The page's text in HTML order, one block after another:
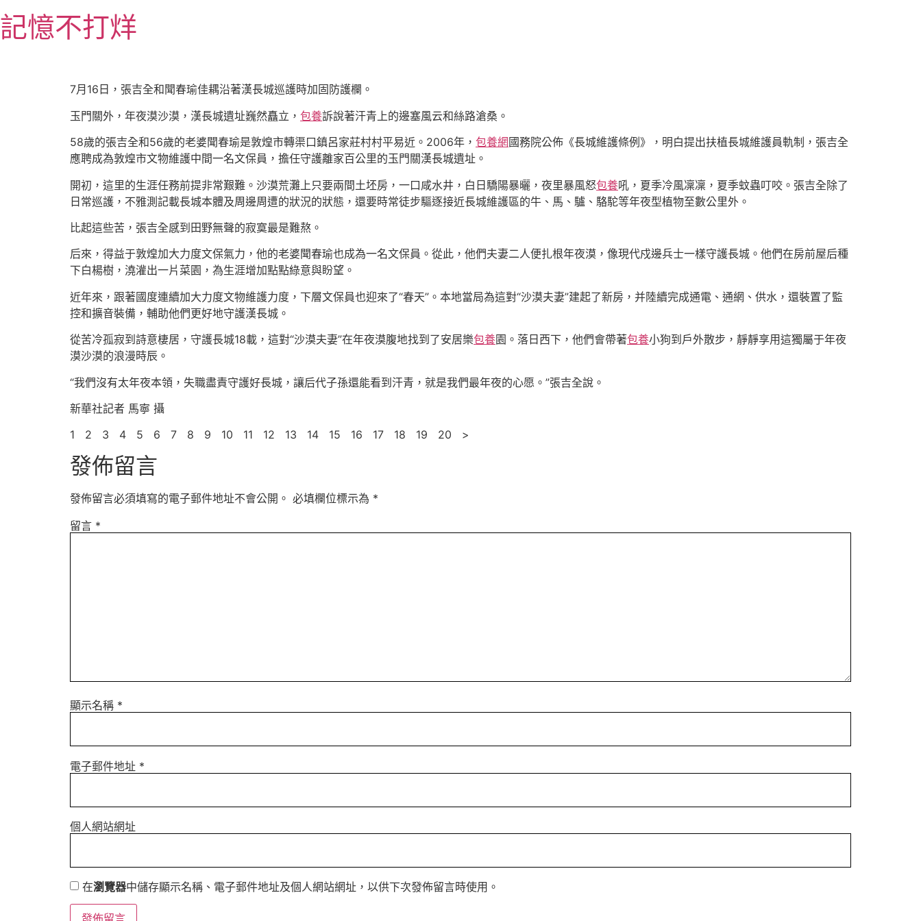
至
主
記憶不打烊
7月16日，張吉全和聞春瑜佳耦沿著漢長城巡護時加固防護欄。
玉門關外，年夜漠沙漠，漢長城遺址巍然矗立， 包養訴說著汗青上的邊塞風云和絲路滄桑。
58歲的張吉全和56歲的老婆聞春瑜是敦煌市轉渠口鎮呂家莊村村平易近。2006年， 包養網 國務院公佈《長城維護條例》，明白提出扶植長城維護員軌制，張吉全
應聘成為敦煌市文物維護中間一名文保員，擔任守護離家百公里的玉門關漢長城遺址。
開初，這里的生涯任務前提非常艱難。沙漠荒灘上只要兩間土坯房，一口咸水井，白日驕陽暴曬，夜里暴風怒包養吼，夏季冷風凜凜，夏季蚊蟲叮咬。張吉全除了
日常巡護，不雅測記載長城本體及周邊周遭的狀況的狀態，還要時常徒步驅逐接近長城維護區的牛、馬、驢、駱駝等年夜型植物至數公里外。
比起這些苦，張吉全感到田野無聲的寂寞最是難熬。
后來，得益于敦煌加大力度文保氣力，他的老婆聞春瑜也成為一名文保員。從此，他們夫妻二人便扎根年夜漠，像現代戍邊兵士一樣守護長城。他們在房前屋后種
下白楊樹，澆灌出一片菜園，為生涯增加點點綠意與盼望。
近年來，跟著國度連續加大力度文物維護力度，下層文保員也迎來了“春天”。本地當局為這對“沙漠夫妻”建起了新房，并陸續完成通電、通網、供水，還裝置了監
控和擴音裝備，輔助他們更好地守護漢長城。
從苦冷孤寂到詩意棲居，守護長城18載，這對“沙漠夫妻”在年夜漠腹地找到了安居樂包養園。落日西下，他們會帶著包養小狗到戶外散步，靜靜享用這獨屬于年夜
漠沙漠的浪漫時辰。
“我們沒有太年夜本領，失職盡責守護好長城，讓后代子孫還能看到汗青，就是我們最年夜的心愿。”張吉全說。
新華社記者 馬寧 攝
1 2 3 4 5 6 7 8 9 10 11 12 13 14 15 16 17 18 19 20 >
發佈留言
發佈留言必須填寫的電子郵件地址不會公開。 必填欄位標示為 *
留言 *
顯示名稱 *
電子郵件地址 *
個人網站網址
在瀏覽器中儲存顯示名稱、電子郵件地址及個人網站網址，以供下次發佈留言時使用。